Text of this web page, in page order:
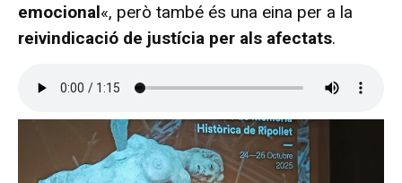
emocional«, però també és una eina per a la
reivindicació de justícia per als afectats.